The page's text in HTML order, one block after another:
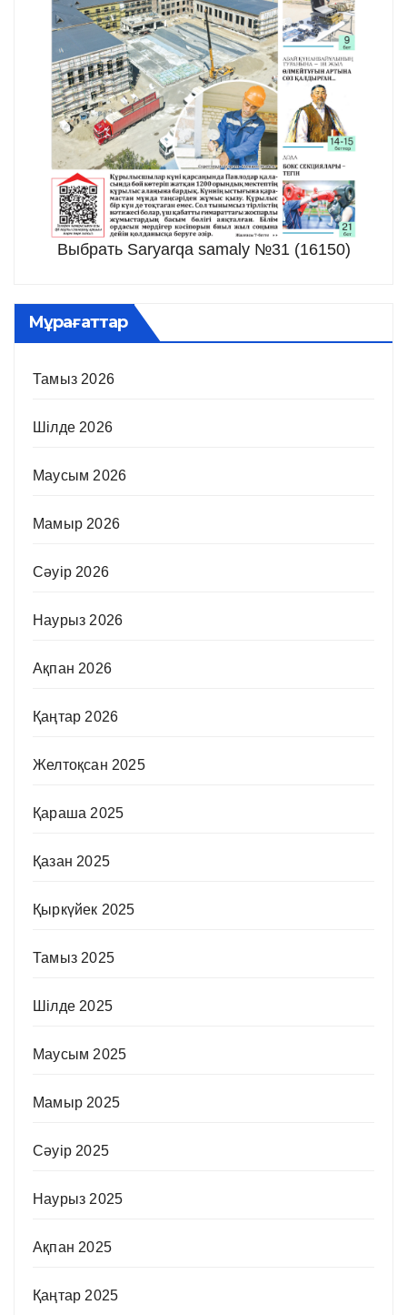
Выбрать Saryarqa samaly №31 (16150)
Мұрағаттар
Тамыз 2026
Шілде 2026
Маусым 2026
Мамыр 2026
Сәуір 2026
Наурыз 2026
Ақпан 2026
Қаңтар 2026
Желтоқсан 2025
Қараша 2025
Қазан 2025
Қыркүйек 2025
Тамыз 2025
Шілде 2025
Маусым 2025
Мамыр 2025
Сәуір 2025
Наурыз 2025
Ақпан 2025
Қаңтар 2025